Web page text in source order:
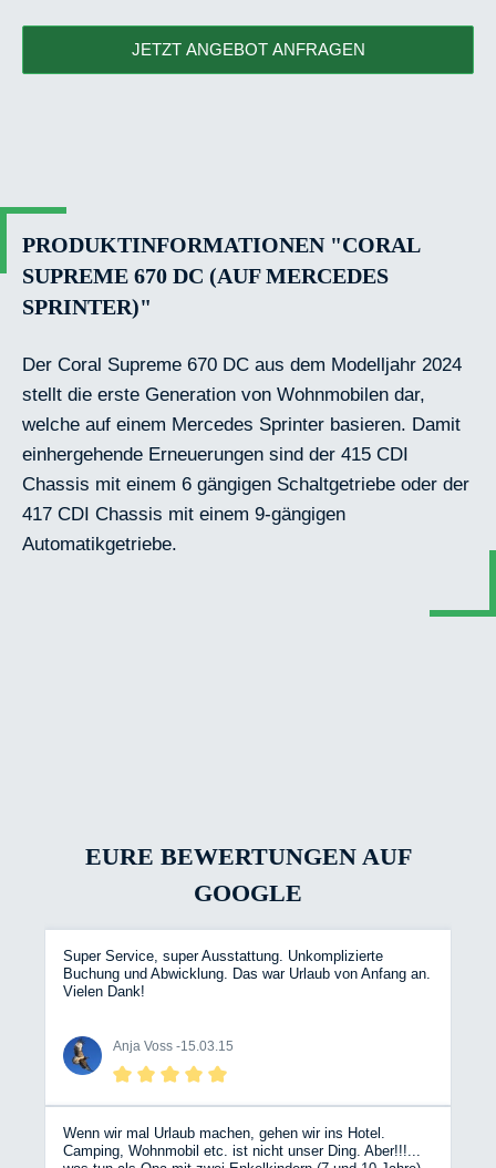
JETZT ANGEBOT ANFRAGEN
PRODUKTINFORMATIONEN "CORAL
SUPREME 670 DC (AUF MERCEDES
SPRINTER)"
Der Coral Supreme 670 DC aus dem Modelljahr 2024
stellt die erste Generation von Wohnmobilen dar,
welche auf einem Mercedes Sprinter basieren. Damit
einhergehende Erneuerungen sind der 415 CDI
Chassis mit einem 6 gängigen Schaltgetriebe oder der
417 CDI Chassis mit einem 9-gängigen
Automatikgetriebe.
EURE BEWERTUNGEN AUF
GOOGLE
Super Service, super Ausstattung. Unkomplizierte
Buchung und Abwicklung. Das war Urlaub von Anfang an.
Vielen Dank!
Anja Voss -15.03.15
Wenn wir mal Urlaub machen, gehen wir ins Hotel.
Camping, Wohnmobil etc. ist nicht unser Ding. Aber!!!...